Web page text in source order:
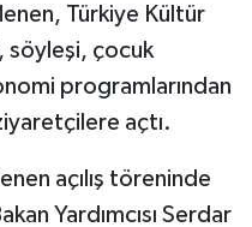
Türkiye Kültür
söyleşi, çocuk
programlarından
açtı.
açılış töreninde
Yardımcısı Serdar